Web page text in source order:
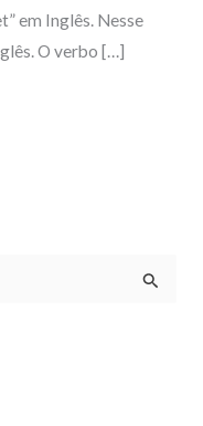
em Inglês. Nesse
O verbo […]